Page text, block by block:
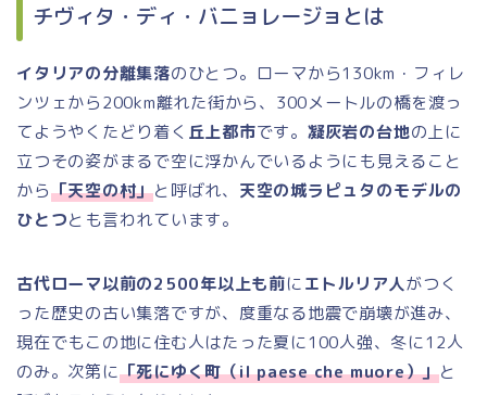
チヴィタ・ディ・バニョレージョとは
イタリアの分離集落のひとつ。ローマから130km・フィレ
ンツェから200km離れた街から、300メートルの橋を渡っ
てようやくたどり着く 丘上都市です。 凝灰岩の台地の上に
立つその姿がまるで空に浮かんでいるようにも見えること
から「天空の村」と呼ばれ、 天空の城ラピュタのモデルの
ひとつとも言われています。
古代ローマ以前の2500年以上も前にエトルリア人がつく
った歴史の古い集落ですが、度重なる地震で崩壊が進み、
現在でもこの地に住む人はたった夏に100人強、冬に12人
のみ。次第に「死にゆく町（il paese che muore）」と